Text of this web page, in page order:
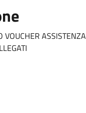
VOUCHER ASSISTENZA